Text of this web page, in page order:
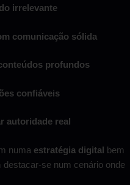
irrelevante
comunicação sólida
profundos
confiáveis
autoridade real
numa estratégia digital bem
se num cenário onde